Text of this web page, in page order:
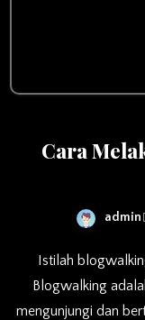
Cara
admin
Istilah blogwalking sudah tidak asing bagi para blogger.
Blogwalking
mengunjungi dan